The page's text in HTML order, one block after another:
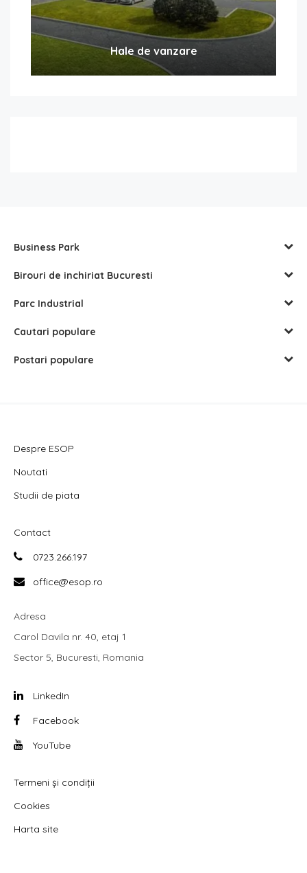
Hale de vanzare
Business Park
Birouri de inchiriat Bucuresti
Parc Industrial
Cautari populare
Postari populare
Despre ESOP
Noutati
Studii de piata
Contact
0723.266.197
office@esop.ro
Adresa
Carol Davila nr. 40, etaj 1
Sector 5, Bucuresti, Romania
LinkedIn
Facebook
YouTube
Termeni și condiții
Cookies
Harta site